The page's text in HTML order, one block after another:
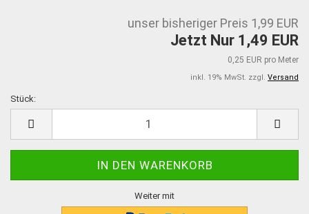
unser bisheriger Preis 1,99 EUR
Jetzt Nur 1,49 EUR
0,25 EUR pro Meter
inkl. 19% MwSt. zzgl. Versand
Stück:
Weiter mit